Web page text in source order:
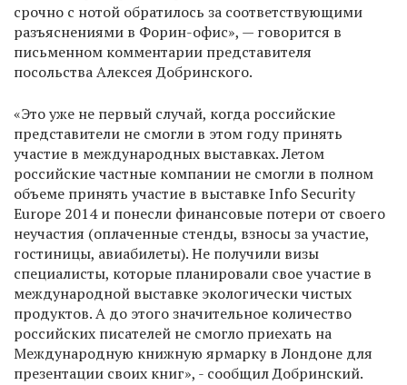
срочно с нотой обратилось за соответствующими
разъяснениями в Форин-офис», — говорится в
письменном комментарии представителя
посольства Алексея Добринского.
«Это уже не первый случай, когда российские
представители не смогли в этом году принять
участие в международных выставках. Летом
российские частные компании не смогли в полном
объеме принять участие в выставке Info Security
Europe 2014 и понесли финансовые потери от своего
неучастия (оплаченные стенды, взносы за участие,
гостиницы, авиабилеты). Не получили визы
специалисты, которые планировали свое участие в
международной выставке экологически чистых
продуктов. А до этого значительное количество
российских писателей не смогло приехать на
Международную книжную ярмарку в Лондоне для
презентации своих книг», - сообщил Добринский.